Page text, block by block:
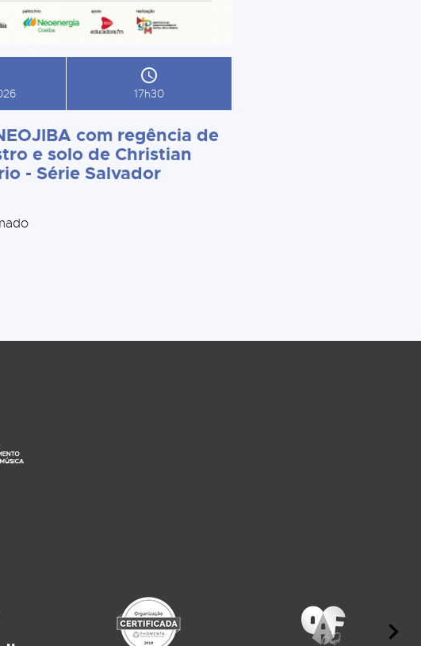
17h30
com regência de
e solo de Christian
- Série Salvador